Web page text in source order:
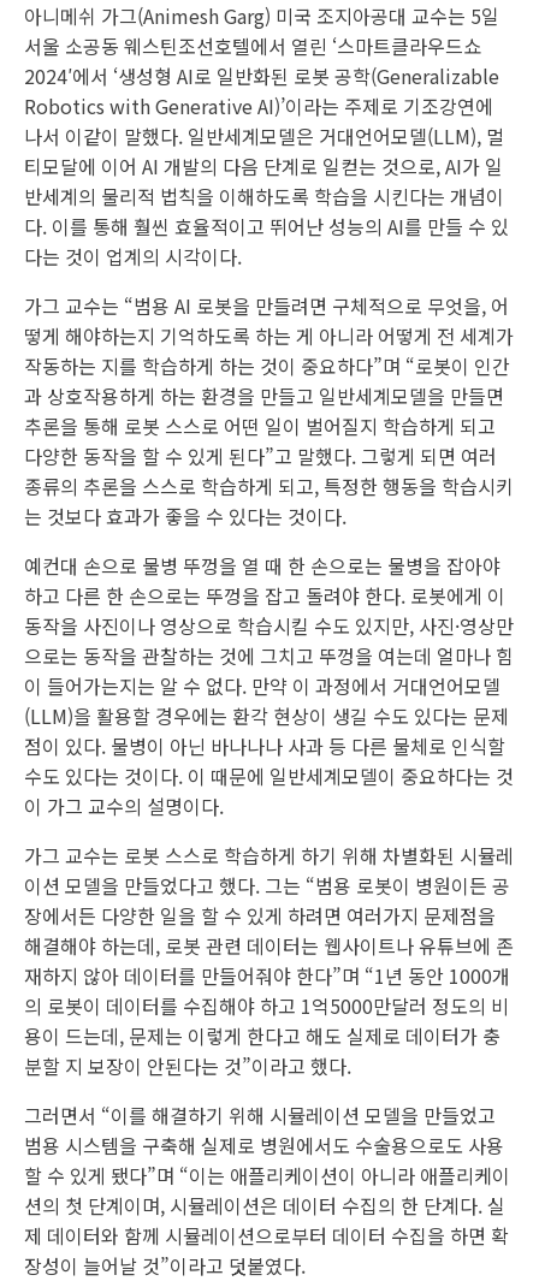
아니메쉬 가그(Animesh Garg) 미국 조지아공대 교수는 5일
서울 소공동 웨스틴조선호텔에서 열린 ‘스마트클라우드쇼
2024′에서 ‘생성형 AI로 일반화된 로봇 공학(Generalizable
Robotics with Generative AI)’이라는 주제로 기조강연에
나서 이같이 말했다. 일반세계모델은 거대언어모델(LLM), 멀
티모달에 이어 AI 개발의 다음 단계로 일컫는 것으로, AI가 일
반세계의 물리적 법칙을 이해하도록 학습을 시킨다는 개념이
다. 이를 통해 훨씬 효율적이고 뛰어난 성능의 AI를 만들 수 있
다는 것이 업계의 시각이다.
가그 교수는 “범용 AI 로봇을 만들려면 구체적으로 무엇을, 어
떻게 해야하는지 기억하도록 하는 게 아니라 어떻게 전 세계가
작동하는 지를 학습하게 하는 것이 중요하다”며 “로봇이 인간
과 상호작용하게 하는 환경을 만들고 일반세계모델을 만들면
추론을 통해 로봇 스스로 어떤 일이 벌어질지 학습하게 되고
다양한 동작을 할 수 있게 된다”고 말했다. 그렇게 되면 여러
종류의 추론을 스스로 학습하게 되고, 특정한 행동을 학습시키
는 것보다 효과가 좋을 수 있다는 것이다.
예컨대 손으로 물병 뚜껑을 열 때 한 손으로는 물병을 잡아야
하고 다른 한 손으로는 뚜껑을 잡고 돌려야 한다. 로봇에게 이
동작을 사진이나 영상으로 학습시킬 수도 있지만, 사진·영상만
으로는 동작을 관찰하는 것에 그치고 뚜껑을 여는데 얼마나 힘
이 들어가는지는 알 수 없다. 만약 이 과정에서 거대언어모델
(LLM)을 활용할 경우에는 환각 현상이 생길 수도 있다는 문제
점이 있다. 물병이 아닌 바나나나 사과 등 다른 물체로 인식할
수도 있다는 것이다. 이 때문에 일반세계모델이 중요하다는 것
이 가그 교수의 설명이다.
가그 교수는 로봇 스스로 학습하게 하기 위해 차별화된 시뮬레
이션 모델을 만들었다고 했다. 그는 “범용 로봇이 병원이든 공
장에서든 다양한 일을 할 수 있게 하려면 여러가지 문제점을
해결해야 하는데, 로봇 관련 데이터는 웹사이트나 유튜브에 존
재하지 않아 데이터를 만들어줘야 한다”며 “1년 동안 1000개
의 로봇이 데이터를 수집해야 하고 1억5000만달러 정도의 비
용이 드는데, 문제는 이렇게 한다고 해도 실제로 데이터가 충
분할 지 보장이 안된다는 것”이라고 했다.
그러면서 “이를 해결하기 위해 시뮬레이션 모델을 만들었고
범용 시스템을 구축해 실제로 병원에서도 수술용으로도 사용
할 수 있게 됐다”며 “이는 애플리케이션이 아니라 애플리케이
션의 첫 단계이며, 시뮬레이션은 데이터 수집의 한 단계다. 실
제 데이터와 함께 시뮬레이션으로부터 데이터 수집을 하면 확
장성이 늘어날 것”이라고 덧붙였다.